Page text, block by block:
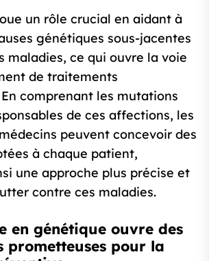
un rôle crucial en aidant à
génétiques sous-jacentes
maladies, ce qui ouvre la voie
de traitements
comprenant les mutations
de ces affections, les
peuvent concevoir des
à chaque patient,
une approche plus précise et
contre ces maladies.
en génétique ouvre des
prometteuses pour la